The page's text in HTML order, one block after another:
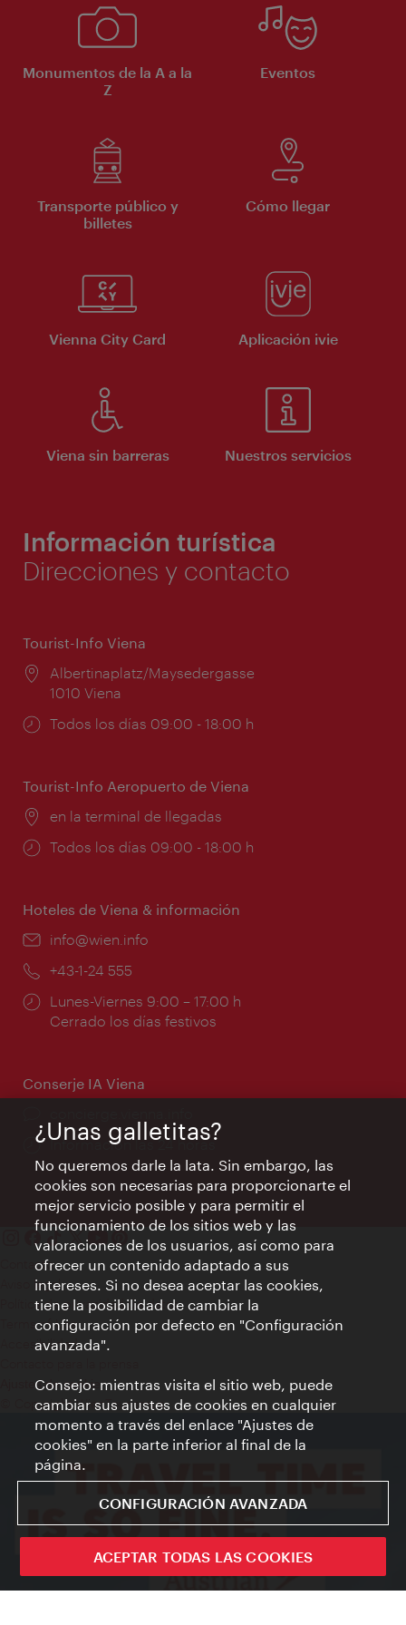
Monumentos de la A a la
Z
Eventos
Transporte público y
billetes
Cómo llegar
Vienna City Card Aplicación ivie
Viena sin barreras Nuestros servicios
Información turística
Direcciones y contacto
Tourist-Info Viena
Lugar:
Albertinaplatz/Maysedergasse
1010 Viena
Horarios
Todos los días 09:00 - 18:00 h
Tourist-Info Aeropuerto de Viena
Lugar:
en la terminal de llegadas
Horarios
Todos los días 09:00 - 18:00 h
Hoteles de Viena & información
e-
info@wien.info
Teléfono:
+43-1-24 555
Horarios
de
Lunes-Viernes 9:00 – 17:00 h
Cerrado los días festivos
Conserje IA Viena
Información las 24 horas
Contacto
Aviso legal
Política de privacidad de datos
Terms of Use
Accesibilidad
Ajustes de cookie
© Copyright WienTourismus
¿Unas galletitas?
No queremos darle la lata. Sin embargo, las
cookies son necesarias para proporcionarte el
mejor servicio posible y para permitir el
funcionamiento de los sitios web y las
valoraciones de los usuarios, así como para
ofrecer un contenido adaptado a sus
intereses. Si no desea aceptar las cookies,
tiene la posibilidad de cambiar la
configuración por defecto en "Configuración
avanzada".
Consejo: mientras visita el sitio web, puede
cambiar sus ajustes de cookies en cualquier
momento a través del enlace "Ajustes de
cookies" en la parte inferior al final de la
página.
CONFIGURACIÓN AVANZADA
ACEPTAR TODAS LAS COOKIES